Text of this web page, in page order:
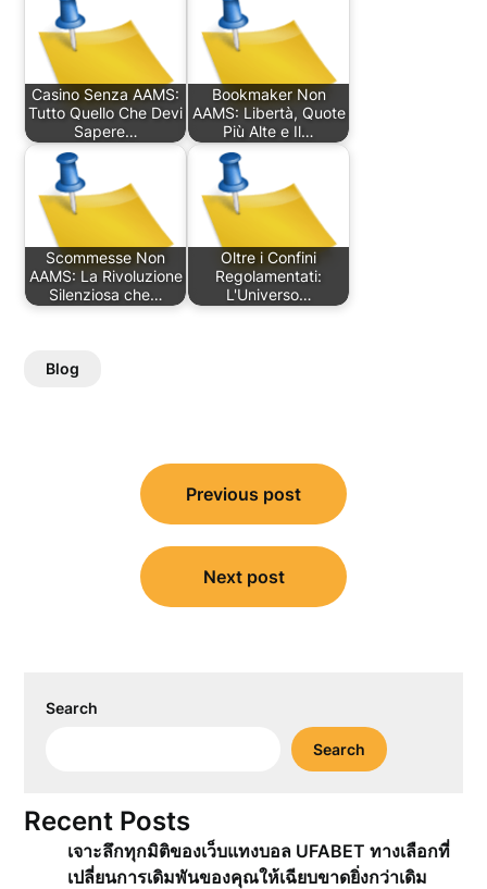
Casino Senza AAMS:
Tutto Quello Che Devi
Sapere…
Bookmaker Non
AAMS: Libertà, Quote
Più Alte e Il…
Scommesse Non
AAMS: La Rivoluzione
Silenziosa che…
Oltre i Confini
Regolamentati:
L'Universo…
Blog
navigation
Previous post
Next post
Search
Search
Recent Posts
เจาะลึกทุกมิติของเว็บแทงบอล UFABET ทางเลือกที่
เปลี่ยนการเดิมพันของคุณให้เฉียบขาดยิ่งกว่าเดิม